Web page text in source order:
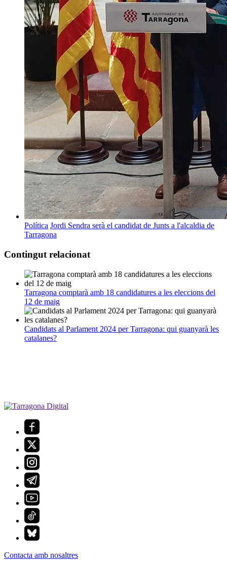
Política Jordi Sendra serà el candidat de Junts a l'alcaldia de
Tarragona
Contingut relacionat
Tarragona comptarà amb 18 candidatures a les eleccions del
12 de maig
Candidats al Parlament 2024 per Tarragona: qui guanyarà les
catalanes?
Contacta amb nosaltres